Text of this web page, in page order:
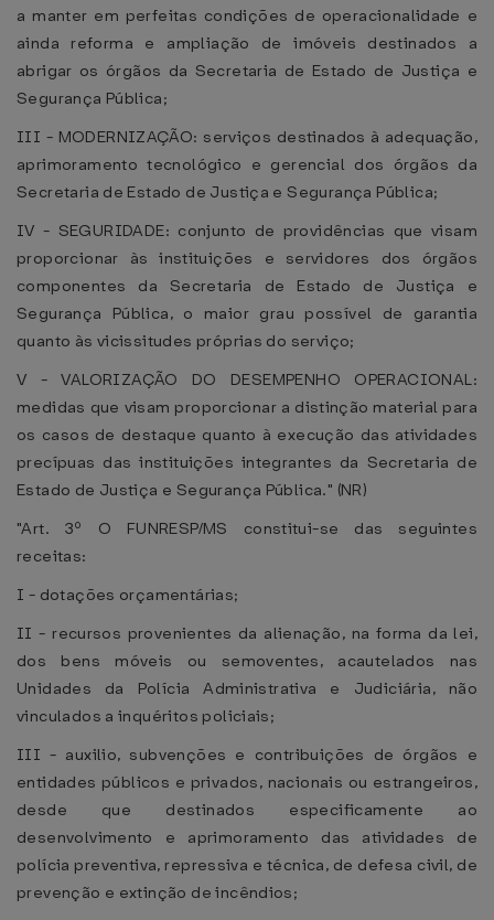
a manter em perfeitas condições de operacionalidade e
ainda reforma e ampliação de imóveis destinados a
abrigar os órgãos da Secretaria de Estado de Justiça e
Segurança Pública;
III - MODERNIZAÇÃO: serviços destinados à adequação,
aprimoramento tecnológico e gerencial dos órgãos da
Secretaria de Estado de Justiça e Segurança Pública;
IV - SEGURIDADE: conjunto de providências que visam
proporcionar às instituições e servidores dos órgãos
componentes da Secretaria de Estado de Justiça e
Segurança Pública, o maior grau possível de garantia
quanto às vicissitudes próprias do serviço;
V - VALORIZAÇÃO DO DESEMPENHO OPERACIONAL:
medidas que visam proporcionar a distinção material para
os casos de destaque quanto à execução das atividades
precípuas das instituições integrantes da Secretaria de
Estado de Justiça e Segurança Pública." (NR)
"Art. 3º O FUNRESP/MS constitui-se das seguintes
receitas:
I - dotações orçamentárias;
II - recursos provenientes da alienação, na forma da lei,
dos bens móveis ou semoventes, acautelados nas
Unidades da Polícia Administrativa e Judiciária, não
vinculados a inquéritos policiais;
III - auxilio, subvenções e contribuições de órgãos e
entidades públicos e privados, nacionais ou estrangeiros,
desde que destinados especificamente ao
desenvolvimento e aprimoramento das atividades de
polícia preventiva, repressiva e técnica, de defesa civil, de
prevenção e extinção de incêndios;